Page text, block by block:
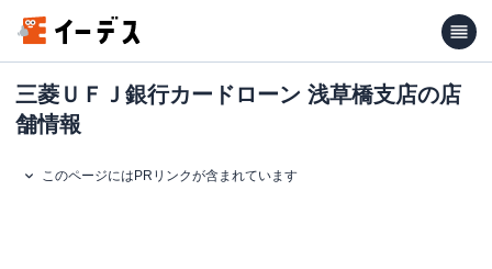
三菱ＵＦＪ銀行カードローン 浅草橋支店の店
舗情報
このページにはPRリンクが含まれています